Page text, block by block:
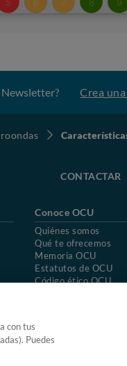
Crea
CONTACTAR
Conoce OCU
Quiénes somos
Qué te ofrecemos
Memoria OCU
Estatutos de OCU
Código ético OCU
Uso del nombre y de los
con tus
Puedes